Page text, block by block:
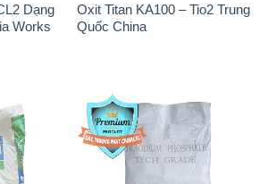
Dạng
Works
Oxit Titan KA100 – Tio2 Trung
Quốc China